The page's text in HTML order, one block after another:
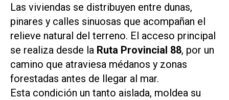
Las viviendas se distribuyen entre dunas,
pinares y calles sinuosas que acompañan el
relieve natural del terreno. El acceso principal
se realiza desde la Ruta Provincial 88, por un
camino que atraviesa médanos y zonas
forestadas antes de llegar al mar.
Esta condición un tanto aislada, moldea su